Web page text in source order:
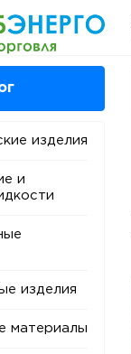
изделия
и
изделия
материалы